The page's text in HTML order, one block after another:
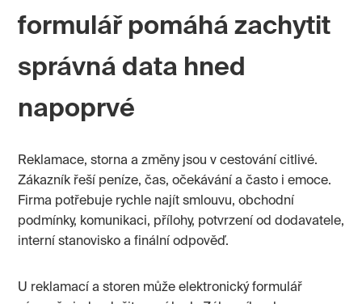
formulář pomáhá zachytit
správná data hned
napoprvé
Reklamace, storna a změny jsou v cestování citlivé.
Zákazník řeší peníze, čas, očekávání a často i emoce.
Firma potřebuje rychle najít smlouvu, obchodní
podmínky, komunikaci, přílohy, potvrzení od dodavatele,
interní stanovisko a finální odpověď.
U reklamací a storen může elektronický formulář